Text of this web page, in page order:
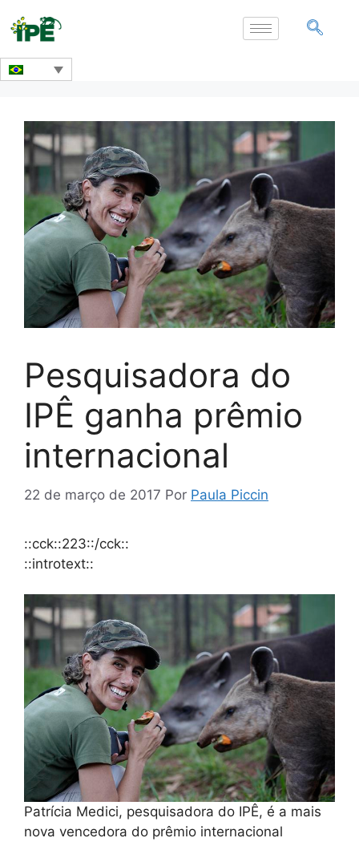
Pesquisadora do
IPÊ ganha prêmio
internacional
22 de março de 2017 Por Paula Piccin
::cck::223::/cck::
::introtext::
Patrícia Medici, pesquisadora do IPÊ, é a mais
nova vencedora do prêmio internacional